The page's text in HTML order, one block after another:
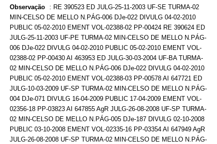
Observação : RE 390523 ED JULG-25-11-2003 UF-SE TURMA-02
MIN-CELSO DE MELLO N.PÁG-006 DJe-022 DIVULG 04-02-2010
PUBLIC 05-02-2010 EMENT VOL-02388-02 PP-00424 RE 390624 ED
JULG-25-11-2003 UF-PE TURMA-02 MIN-CELSO DE MELLO N.PÁG-
006 DJe-022 DIVULG 04-02-2010 PUBLIC 05-02-2010 EMENT VOL-
02388-02 PP-00430 AI 463953 ED JULG-30-03-2004 UF-BA TURMA-
02 MIN-CELSO DE MELLO N.PÁG-006 DJe-022 DIVULG 04-02-2010
PUBLIC 05-02-2010 EMENT VOL-02388-03 PP-00578 AI 647721 ED
JULG-10-03-2009 UF-SP TURMA-02 MIN-CELSO DE MELLO N.PÁG-
004 DJe-071 DIVULG 16-04-2009 PUBLIC 17-04-2009 EMENT VOL-
02356-18 PP-03823 AI 647855 AgR JULG-26-08-2008 UF-SP TURMA-
02 MIN-CELSO DE MELLO N.PÁG-005 DJe-187 DIVULG 02-10-2008
PUBLIC 03-10-2008 EMENT VOL-02335-16 PP-03354 AI 647949 AgR
JULG-26-08-2008 UF-SP TURMA-02 MIN-CELSO DE MELLO N.PÁG-